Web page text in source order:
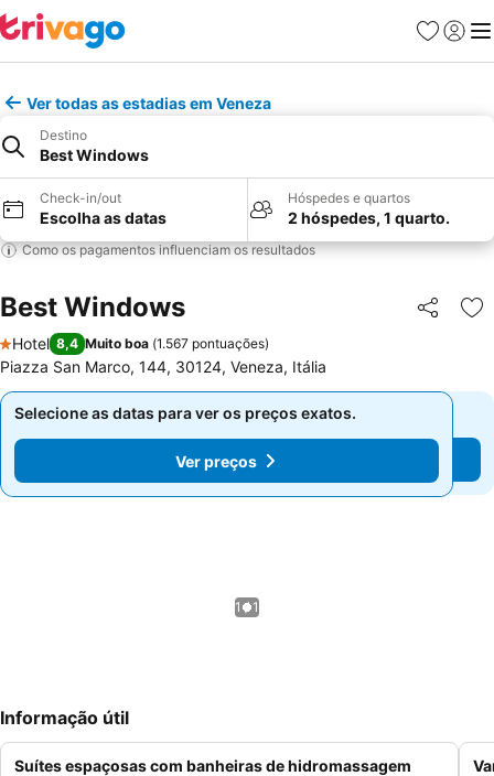
Favoritos
Iniciar
Ver todas as estadias em Veneza
Destino
Best Windows
Check-in/out
Escolha as datas
Hóspedes e quartos
2 hóspedes, 1 quarto.
Como os pagamentos influenciam os resultados
Best Windows Partilhar
1 Estrelas
Hotel 8,4 Muito boa (1.567 pontuações)
Piazza San Marco, 144, 30124, Veneza, Itália
Selecione as datas para ver os preços exatos.
Ver preços
Selecione as datas para ver os preços exatos.
Ver preços
1 / 1
Informação útil
Suítes espaçosas com banheiras de hidromassagem